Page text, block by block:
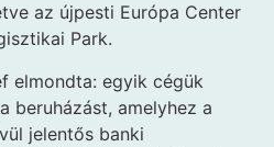
az újpesti Európa Center
Park.
elmondta: egyik cégük
beruházást, amelyhez a
jelentős banki